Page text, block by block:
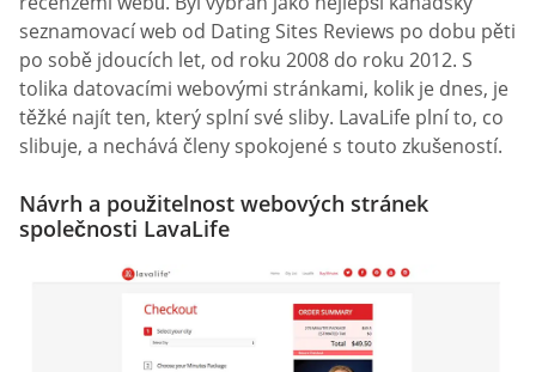
seznamovací web od Dating Sites Reviews po dobu pěti
po sobě jdoucích let, od roku 2008 do roku 2012. S
tolika datovacími webovými stránkami, kolik je dnes, je
těžké najít ten, který splní své sliby. LavaLife plní to, co
slibuje, a nechává členy spokojené s touto zkušeností.
Návrh a použitelnost webových stránek
společnosti LavaLife